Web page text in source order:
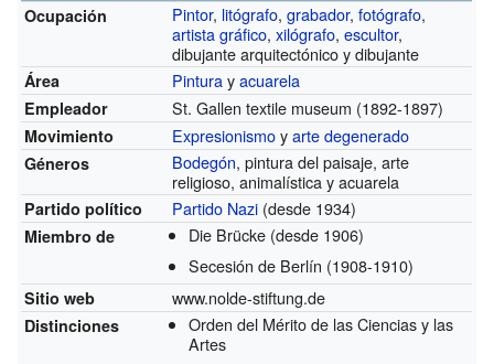
Ocupación
Pintor, litógrafo,grabador,fotógrafo,
artista gráfico,xilógrafo,escultor,
dibujante arquitectónico y dibujante
Área Pinturayacuarela
Empleador St. Gallen textile museum (1892-1897)
Movimiento Expresionismoyarte degenerado
Géneros Bodegón, pintura del paisaje, arte
religioso, animalística y acuarela
Partido político Partido Nazi (desde 1934)
Miembro de Die Brücke (desde 1906)
Secesión de Berlín (1908-1910)
Sitio web www.nolde-stiftung.de
Distinciones
Orden del Mérito de las Ciencias y las
Artes